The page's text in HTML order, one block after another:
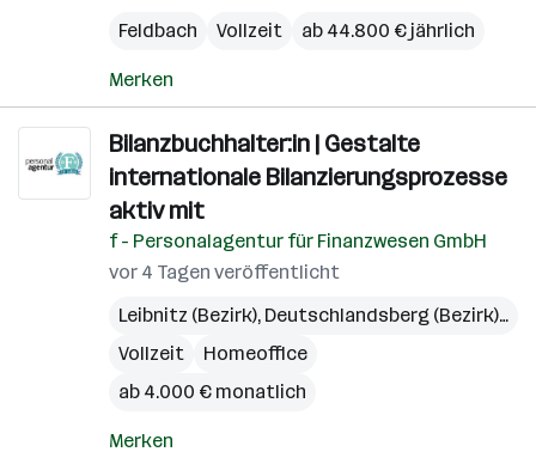
Feldbach
Vollzeit ab 44.800 € jährlich
Merken
Bilanzbuchhalter:in | Gestalte
internationale Bilanzierungsprozesse
aktiv mit
f - Personalagentur für Finanzwesen GmbH
vor 4 Tagen veröffentlicht
Leibnitz (Bezirk), Deutschlandsberg (Bezirk),
Vollzeit
Homeoffice
ab 4.000 € monatlich
Merken